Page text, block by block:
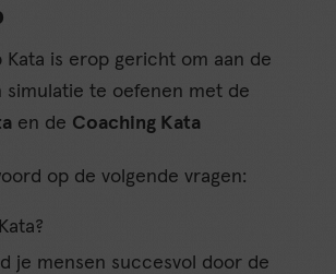
Kata is erop gericht om aan de
simulatie te oefenen met de
en de Coaching Kata
op de volgende vragen:
je mensen succesvol door de